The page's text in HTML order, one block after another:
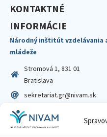
KONTAKTNÉ
INFORMÁCIE
Národný inštitút vzdelávania
mládeže
Stromová 1, 831 01
Bratislava
sekretariat.gr@nivam.sk
IČO: 00164348
DIČ: 2020798714